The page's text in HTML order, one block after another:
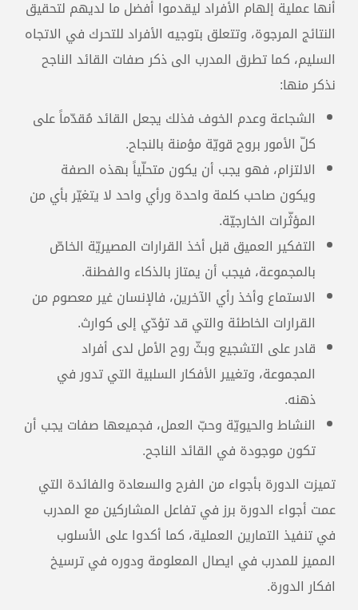
أنها عملية إلهام الأفراد ليقدموا أفضل ما لديهم لتحقيق
النتائج المرجوة، وتتعلق بتوجيه الأفراد للتحرك في الاتجاه
السليم، كما تطرق المدرب الى ذكر صفات القائد الناجح
نذكر منها:
الشجاعة وعدم الخوف فذلك يجعل القائد مُقدّماً على
كلّ الأمور بروح قويّة مؤمنة بالنجاح.
الالتزام، فهو يجب أن يكون متحلّياً بهذه الصفة
ويكون صاحب كلمة واحدة ورأي واحد لا يتغيّر بأي من
المؤثّرات الخارجيّة.
التفكير العميق قبل أخذ القرارات المصيريّة الخاصّ
بالمجموعة، فيجب أن يمتاز بالذكاء والفطنة.
الاستماع وأخذ رأي الآخرين، فالإنسان غير معصوم من
القرارات الخاطئة والتي قد تؤدّي إلى كوارث.
قادر على التشجيع وبثّ روح الأمل لدى أفراد
المجموعة، وتغيير الأفكار السلبية التي تدور في
ذهنه.
النشاط والحيويّة وحبّ العمل، فجميعها صفات يجب أن
تكون موجودة في القائد الناجح.
تميزت الدورة بأجواء من الفرح والسعادة والفائدة التي
عمت أجواء الدورة برز في تفاعل المشاركين مع المدرب
في تنفيذ التمارين العملية، كما أكدوا على الأسلوب
المميز للمدرب في ايصال المعلومة ودوره في ترسيخ
افكار الدورة.